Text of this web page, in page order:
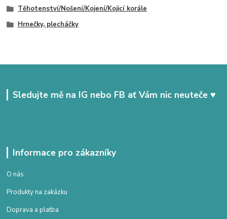
Těhotenství/Nošení/Kojení/Kojicí korále
Hrnečky, plecháčky
Sledujte mě na IG nebo FB ať Vám nic neuteče ♥
Informace pro zákazníky
O nás
Produkty na zakázku
Doprava a platba